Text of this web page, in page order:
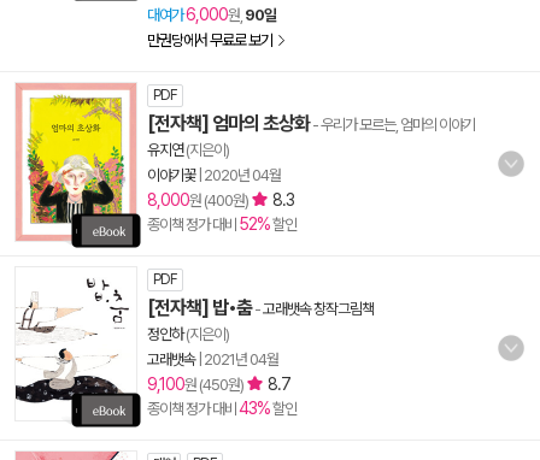
대여가6,000원, 90일
만권당에서 무료로 보기
PDF
[전자책] 엄마의 초상화- 우리가 모르는, 엄마의 이야기
유지연(지은이)
이야기꽃| 2020년 04월
8,000원 (400원) 8.3
종이책 정가 대비 52%할인
PDF
[전자책] 밥•춤-고래뱃속 창작그림책
정인하(지은이)
고래뱃속| 2021년 04월
9,100원 (450원) 8.7
종이책 정가 대비 43%할인